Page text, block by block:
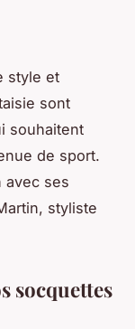
style et
sont
souhaitent
de sport.
avec ses
styliste
socquettes